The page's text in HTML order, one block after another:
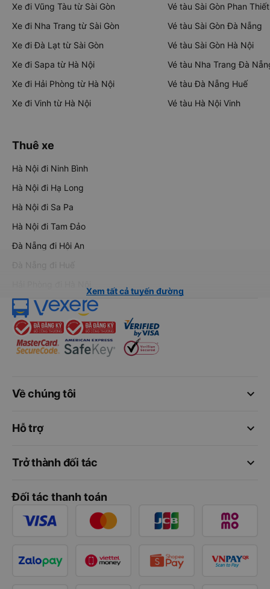
Xe đi Vũng Tàu từ Sài Gòn
Xe đi Nha Trang từ Sài Gòn
Xe đi Đà Lạt từ Sài Gòn
Xe đi Sapa từ Hà Nội
Xe đi Hải Phòng từ Hà Nội
Xe đi Vinh từ Hà Nội
Vé tàu Sài Gòn Phan Thiết
Vé tàu Sài Gòn Đà Nẵng
Vé tàu Sài Gòn Hà Nội
Vé tàu Nha Trang Đà
Vé tàu Đà Nẵng Huế
Vé tàu Hà Nội Vinh
Thuê xe
Hà Nội đi Ninh Bình
Hà Nội đi Hạ Long
Hà Nội đi Sa Pa
Hà Nội đi Tam Đảo
Đà Nẵng đi Hội An
Đà Nẵng đi Huế
Xem tất cả tuyến đường
keyboard_arrow_down
Về chúng tôi
keyboard_arrow_down
Hỗ trợ
keyboard_arrow_down
Trở thành đối tác
Đối tác thanh toán